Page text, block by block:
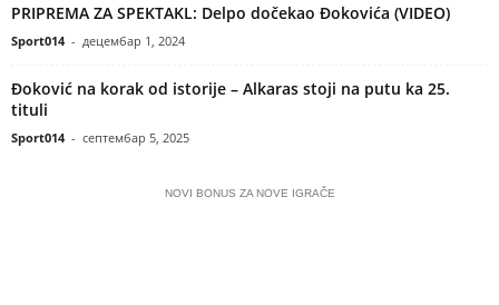
PRIPREMA ZA SPEKTAKL: Delpo dočekao Đokovića (VIDEO)
Sport014 - децембар 1, 2024
Đoković na korak od istorije – Alkaras stoji na putu ka 25.
tituli
Sport014 - септембар 5, 2025
NOVI BONUS ZA NOVE IGRAČE